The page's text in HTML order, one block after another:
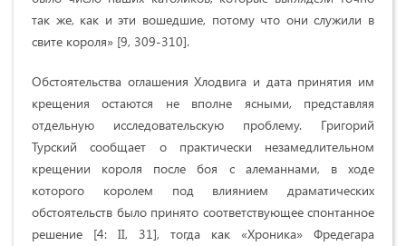
так же, как и эти вошедшие, потому что они служили в
свите короля» [9, 309-310].
Обстоятельства оглашения Хлодвига и дата принятия им
крещения остаются не вполне ясными, представляя
отдельную исследовательскую проблему. Григорий
Турский сообщает о практически незамедлительном
крещении короля после боя с алеманнами, в ходе
которого королем под влиянием драматических
обстоятельств было принято соответствующее спонтанное
решение [4: II, 31], тогда как «Хроника» Фредегара